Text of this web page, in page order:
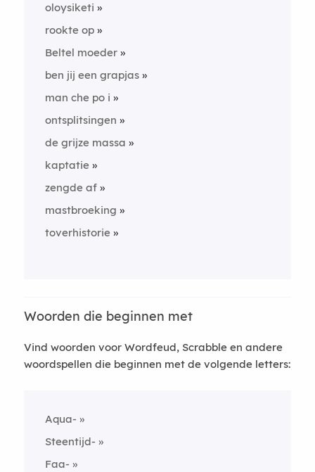
oloysiketi
rookte op
Beltel moeder
ben jij een grapjas
man che po i
ontsplitsingen
de grijze massa
kaptatie
zengde af
mastbroeking
toverhistorie
Woorden die beginnen met
Vind woorden voor Wordfeud, Scrabble en andere
woordspellen die beginnen met de volgende letters:
Aqua-
Steentijd-
Faa-